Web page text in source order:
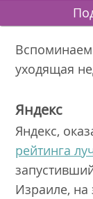
уходящая
Яндекс
Яндекс,
рейтинга
Израиле, на